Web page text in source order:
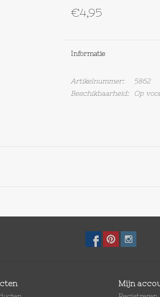
€4,95
Informatie
Artikelnummer:
5862
Beschikbaarheid:
Op
Mijn